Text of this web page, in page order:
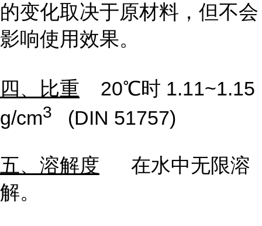
的变化取决于原材料，但不会
影响使用效果。
四、比重 20℃时 1.11~1.15
g/cm3 (DIN 51757)
五、溶解度 在水中无限溶
解。